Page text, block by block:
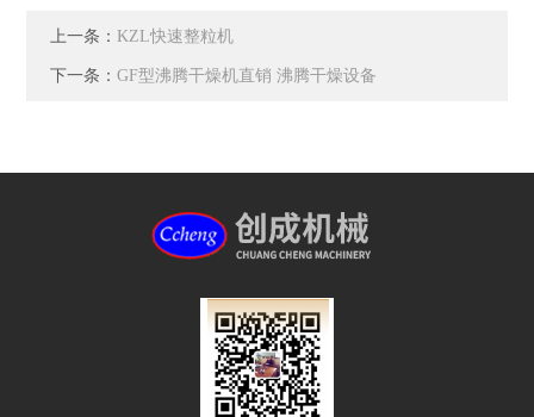
上一条： KZL快速整粒机
下一条：GF型沸腾干燥机直销 沸腾干燥设备